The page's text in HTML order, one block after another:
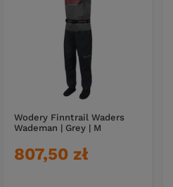
Wodery Finntrail Waders
Wademan | Grey | M
807,50 zł